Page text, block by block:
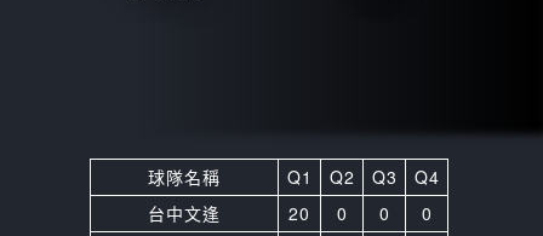
球隊名稱 Q1 Q2 Q3
Q4
台中文逢
20 0 0
0